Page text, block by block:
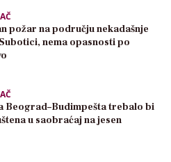
požar na području nekadašnje
nema opasnosti po
Beograd–Budimpešta trebalo bi
u saobraćaj na jesen